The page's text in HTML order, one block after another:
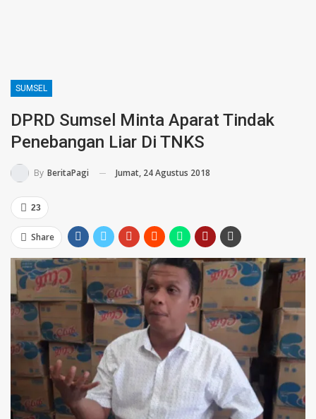
SUMSEL
DPRD Sumsel Minta Aparat Tindak
Penebangan Liar Di TNKS
By BeritaPagi Jumat, 24 Agustus 2018
23
Share